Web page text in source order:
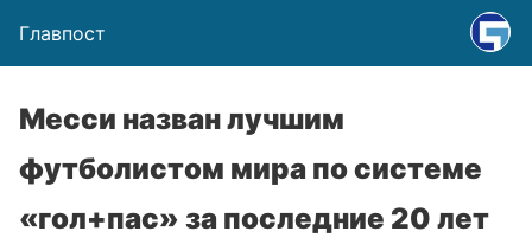
Главпост
Месси назван лучшим
футболистом мира по системе
«гол+пас» за последние 20 лет